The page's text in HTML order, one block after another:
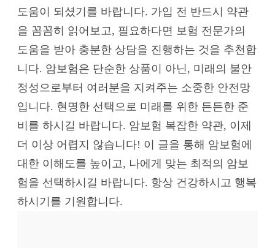
도움이 되셨기를 바랍니다. 가입 전 반드시 약관
을 꼼꼼히 읽어보고, 필요하다면 보험 전문가의
도움을 받아 충분한 상담을 진행하는 것을 추천합
니다. 암보험은 단순한 상품이 아닌, 미래의 불안
정성으로부터 여러분을 지켜주는 소중한 안전망
입니다. 현명한 선택으로 미래를 위한 든든한 준
비를 하시길 바랍니다. 암보험 복잡한 약관, 이제
더 이상 어렵지 않습니다! 이 글을 통해 암보험에
대한 이해도를 높이고, 나에게 맞는 최적의 암보
험을 선택하시길 바랍니다. 항상 건강하시고 행복
하시기를 기원합니다.